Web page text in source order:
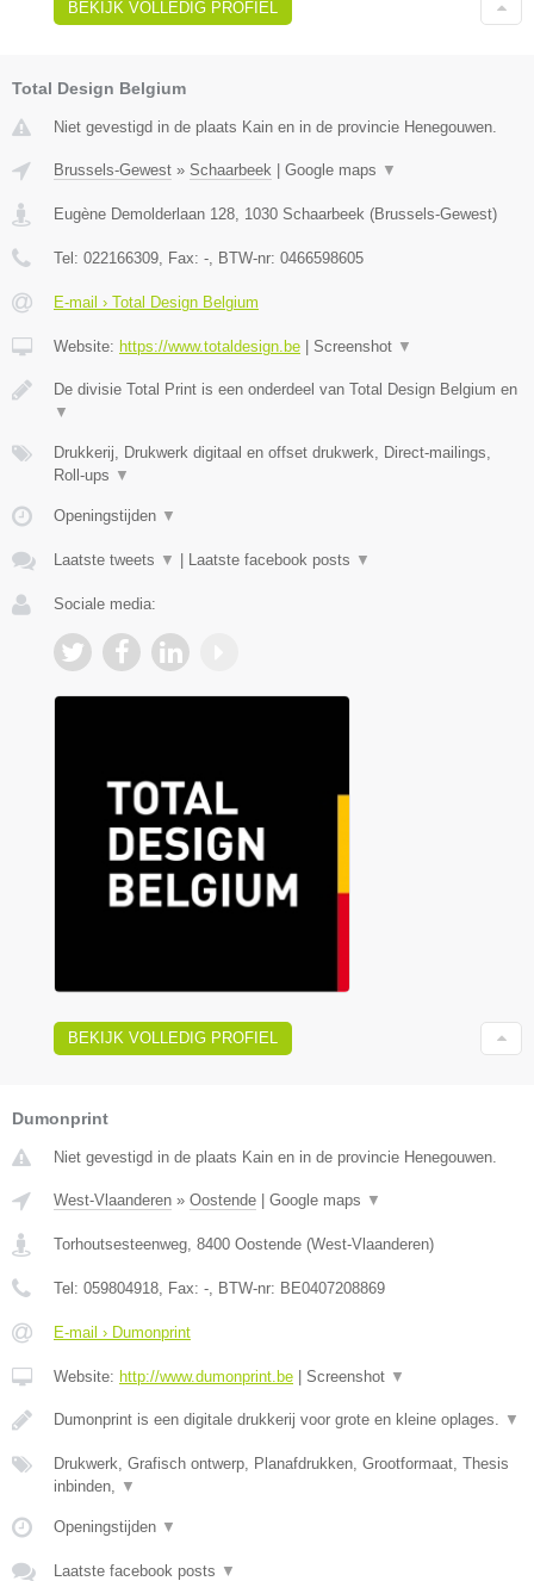
BEKIJK VOLLEDIG PROFIEL
Total Design Belgium
Niet gevestigd in de plaats Kain en in de provincie Henegouwen.
Brussels-Gewest » Schaarbeek Google maps ▼
Eugène Demolderlaan 128 1030 Schaarbeek (Brussels-Gewest)
Tel: 022166309 , Fax: - , BTW-nr: 0466598605
E-mail › Total Design Belgium
Website: https://www.totaldesign.be Screenshot ▼
De divisie Total Print is een onderdeel van Total Design Belgium en
▼
Drukkerij, Drukwerk digitaal en offset drukwerk, Direct-mailings,
Roll-ups ▼
Openingstijden ▼
Laatste tweets ▼ Laatste facebook posts ▼
Sociale media:
BEKIJK VOLLEDIG PROFIEL
Dumonprint
Niet gevestigd in de plaats Kain en in de provincie Henegouwen.
West-Vlaanderen » Oostende Google maps ▼
Torhoutsesteenweg 8400 Oostende (West-Vlaanderen)
Tel: 059804918 , Fax: - , BTW-nr: BE0407208869
E-mail › Dumonprint
Website: http://www.dumonprint.be Screenshot ▼
Dumonprint is een digitale drukkerij voor grote en kleine oplages. ▼
Drukwerk, Grafisch ontwerp, Planafdrukken, Grootformaat, Thesis
inbinden,
▼
Openingstijden ▼
Laatste facebook posts ▼